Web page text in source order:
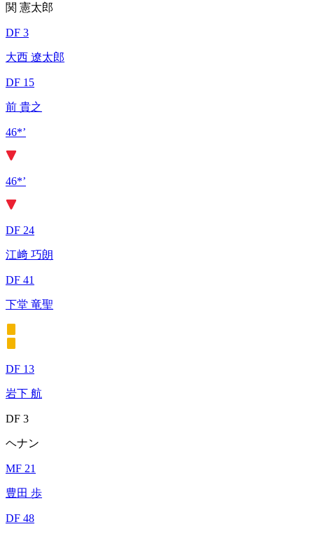
関 憲太郎
DF 3
大西 遼太郎
DF 15
前 貴之
46*’
46*’
DF 24
江﨑 巧朗
DF 41
下堂 竜聖
DF 13
岩下 航
DF 3
ヘナン
MF 21
豊田 歩
DF 48